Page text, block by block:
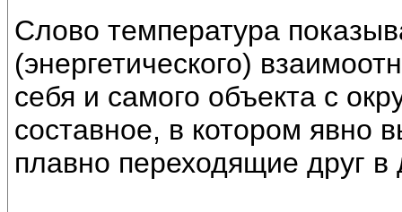
Слово температура
(энергетического)
себя и самого объекта с
составное, в котором явно
плавно переходящие друг в